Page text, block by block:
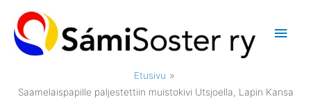
sisältöön
Etusivu
Saamelaispapille paljestettiin muistokivi Utsjoella, Lapin Kansa